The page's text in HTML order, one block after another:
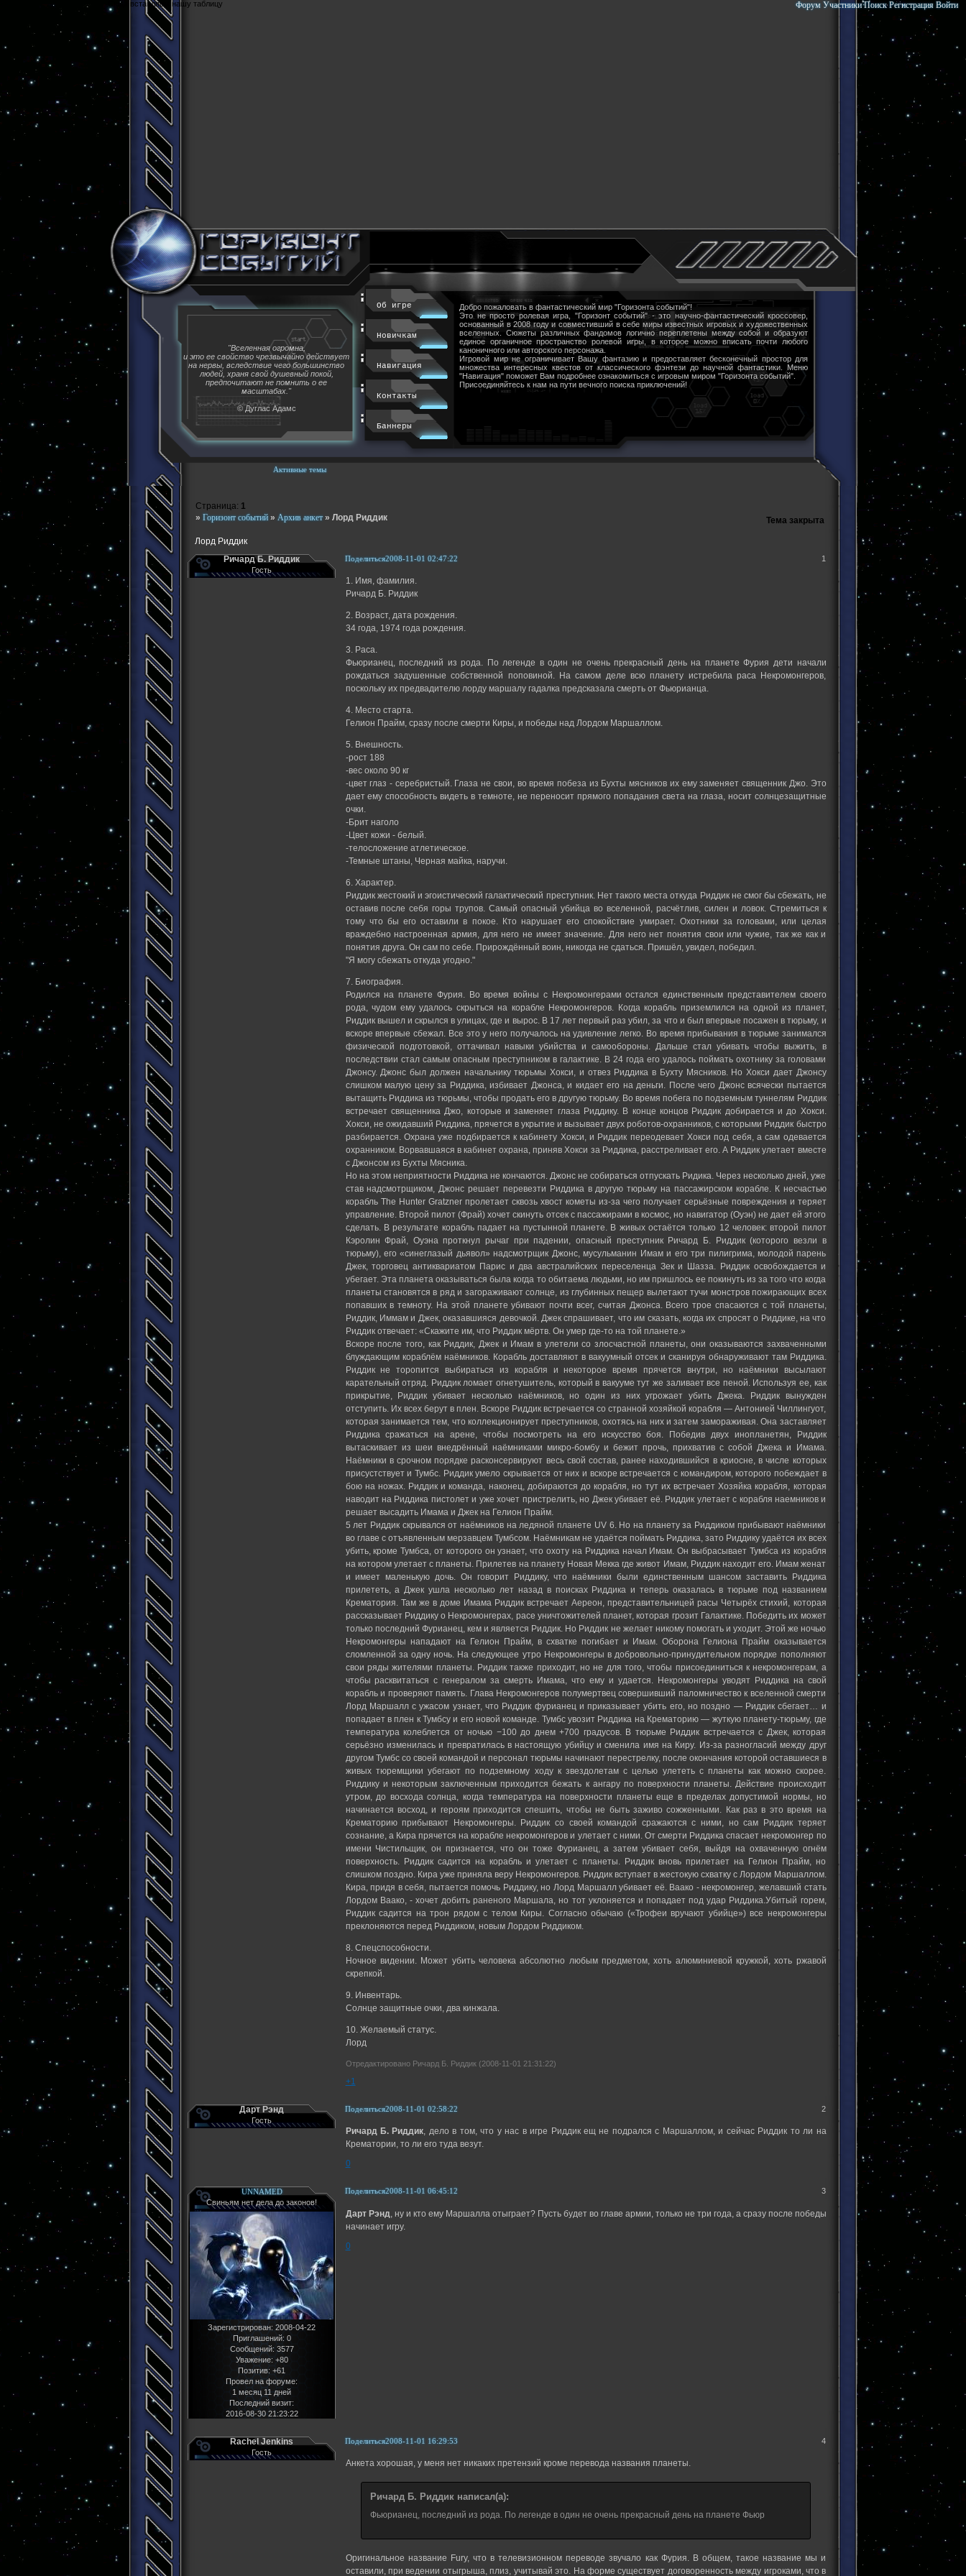
Cюда вставляем нашу таблицу Форум Участники Поиск Регистрация Войти
Активные темы
"Вселенная огромна,
и это ее свойство чрезвычайно действует
на нервы, вследствие чего большинство
людей, храня свой душевный покой,
предпочитают не помнить о ее
масштабах."
© Дуглас Адамс
Об игре
Новичкам
Навигация
Контакты
Баннеры
Добро пожаловать в фантастический мир "Горизонта событий"!
Это не просто ролевая игра, "Горизонт событий" - это научно-фантастический кроссовер,
основанный в 2008 году и совместивший в себе миры известных игровых и художественных
вселенных. Сюжеты различных фандомов логично переплетены между собой и образуют
единое органичное пространство ролевой игры, в которое можно вписать почти любого
каноничного или авторского персонажа.
Игровой мир не ограничивает Вашу фантазию и предоставляет бесконечный простор для
множества интересных квестов от классического фэнтези до научной фантастики. Меню
"Навигация" поможет Вам подробнее ознакомиться с игровым миром "Горизонта событий".
Присоединяйтесь к нам на пути вечного поиска приключений!
» Горизонт событий » Архив анкет » Лорд Риддик
Лорд Риддик
Страница: 1
Тема закрыта
Поделиться 1
2008-11-01 02:47:22
Ричард Б. Риддик
Гость
1. Имя, фамилия.
Ричард Б. Риддик
2. Возраст, дата рождения.
34 года, 1974 года рождения.
3. Раса.
Фьюрианец, последний из рода. По легенде в один не очень прекрасный день на планете Фурия дети начали
рождаться задушенные собственной поповиной. На самом деле всю планету истребила раса Некромонгеров,
поскольку их предвадителю лорду маршалу гадалка предсказала смерть от Фьюрианца.
4. Место старта.
Гелион Прайм, сразу после смерти Киры, и победы над Лордом Маршаллом.
5. Внешность.
-рост 188
-вес около 90 кг
-цвет глаз - серебристый. Глаза не свои, во время побеза из Бухты мясников их ему заменяет священник Джо. Это
дает ему способность видеть в темноте, не переносит прямого попадания света на глаза, носит солнцезащитные
очки.
-Брит наголо
-Цвет кожи - белый.
-телосложение атлетическое.
-Темные штаны, Черная майка, наручи.
6. Характер.
Риддик жестокий и эгоистический галактический преступник. Нет такого места откуда Риддик не смог бы сбежать, не
оставив после себя горы трупов. Самый опасный убийца во вселенной, расчётлив, силен и ловок. Стремиться к
тому что бы его оставили в покое. Кто нарушает его спокойствие умирает. Охотники за головами, или целая
враждебно настроенная армия, для него не имеет значение. Для него нет понятия свои или чужие, так же как и
понятия друга. Он сам по себе. Прирождённый воин, никогда не сдаться. Пришёл, увидел, победил.
"Я могу сбежать откуда угодно."
7. Биография.
Родился на планете Фурия. Во время войны с Некромонгерами остался единственным представителем своего
рода, чудом ему удалось скрыться на корабле Некромонгеров. Когда корабль приземлился на одной из планет,
Риддик вышел и скрылся в улицах, где и вырос. В 17 лет первый раз убил, за что и был впервые посажен в тюрьму, и
вскоре впервые сбежал. Все это у него получалось на удивление легко. Во время прибывания в тюрьме занимался
физической подготовкой, оттачивал навыки убийства и самообороны. Дальше стал убивать чтобы выжить, в
последствии стал самым опасным преступником в галактике. В 24 года его удалось поймать охотнику за головами
Джонсу. Джонс был должен начальнику тюрьмы Хокси, и отвез Риддика в Бухту Мясников. Но Хокси дает Джонсу
слишком малую цену за Риддика, избивает Джонса, и кидает его на деньги. После чего Джонс всячески пытается
вытащить Риддика из тюрьмы, чтобы продать его в другую тюрьму. Во время побега по подземным туннелям Риддик
встречает священника Джо, которые и заменяет глаза Риддику. В конце концов Риддик добирается и до Хокси.
Хокси, не ожидавший Риддика, прячется в укрытие и вызывает двух роботов-охранников, с которыми Риддик быстро
разбирается. Охрана уже подбирается к кабинету Хокси, и Риддик переодевает Хокси под себя, а сам одевается
охранником. Ворвавшаяся в кабинет охрана, приняв Хокси за Риддика, расстреливает его. А Риддик улетает вместе
с Джонсом из Бухты Мясника.
Но на этом неприятности Риддика не кончаются. Джонс не собираться отпускать Ридика. Через несколько дней, уже
став надсмотрщиком, Джонс решает перевезти Риддика в другую тюрьму на пассажирском корабле. К несчастью
корабль The Hunter Gratzner пролетает сквозь хвост кометы из-за чего получает серьёзные повреждения и теряет
управление. Второй пилот (Фрай) хочет скинуть отсек с пассажирами в космос, но навигатор (Оуэн) не дает ей этого
сделать. В результате корабль падает на пустынной планете. В живых остаётся только 12 человек: второй пилот
Кэролин Фрай, Оуэна проткнул рычаг при падении, опасный преступник Ричард Б. Риддик (которого везли в
тюрьму), его «синеглазый дьявол» надсмотрщик Джонс, мусульманин Имам и его три пилигрима, молодой парень
Джек, торговец антиквариатом Парис и два австралийских переселенца Зек и Шазза. Риддик освобождается и
убегает. Эта планета оказываться была когда то обитаема людьми, но им пришлось ее покинуть из за того что когда
планеты становятся в ряд и загораживают солнце, из глубинных пещер вылетают тучи монстров пожирающих всех
попавших в темноту. На этой планете убивают почти всег, считая Джонса. Всего трое спасаются с той планеты,
Риддик, Иммам и Джек, оказавшияся девочкой. Джек спрашивает, что им сказать, когда их спросят о Риддике, на что
Риддик отвечает: «Скажите им, что Риддик мёртв. Он умер где-то на той планете.»
Вскоре после того, как Риддик, Джек и Имам в улетели со злосчастной планеты, они оказываются захваченными
блуждающим кораблём наёмников. Корабль доставляют в вакуумный отсек и сканируя обнаруживают там Риддика.
Риддик не торопится выбираться из корабля и некоторое время прячется внутри, но наёмники высылают
карательный отряд. Риддик ломает огнетушитель, который в вакууме тут же заливает все пеной. Используя ее, как
прикрытие, Риддик убивает несколько наёмников, но один из них угрожает убить Джека. Риддик вынужден
отступить. Их всех берут в плен. Вскоре Риддик встречается со странной хозяйкой корабля — Антонией Чиллингуот,
которая занимается тем, что коллекционирует преступников, охотясь на них и затем замораживая. Она заставляет
Риддика сражаться на арене, чтобы посмотреть на его искусство боя. Победив двух инопланетян, Риддик
вытаскивает из шеи внедрённый наёмниками микро-бомбу и бежит прочь, прихватив с собой Джека и Имама.
Наёмники в срочном порядке расконсервируют весь свой состав, ранее находившийся в криосне, в числе которых
присустствует и Тумбс. Риддик умело скрывается от них и вскоре встречается с командиром, которого побеждает в
бою на ножах. Риддик и команда, наконец, добираются до корабля, но тут их встречает Хозяйка корабля, которая
наводит на Риддика пистолет и уже хочет пристрелить, но Джек убивает её. Риддик улетает с корабля наемников и
решает высадить Имама и Джек на Гелион Прайм.
5 лет Риддик скрывался от наёмников на ледяной планете UV 6. Но на планету за Риддиком прибывают наёмники
во главе с отъявленным мерзавцем Тумбсом. Наёмникам не удаётся поймать Риддика, зато Риддику удаётся их всех
убить, кроме Тумбса, от которого он узнает, что охоту на Риддика начал Имам. Он выбрасывает Тумбса из корабля
на котором улетает с планеты. Прилетев на планету Новая Мекка где живот Имам, Риддик находит его. Имам женат
и имеет маленькую дочь. Он говорит Риддику, что наёмники были единственным шансом заставить Риддика
прилететь, а Джек ушла несколько лет назад в поисках Риддика и теперь оказалась в тюрьме под названием
Крематория. Там же в доме Имама Риддик встречает Аереон, представительницей расы Четырёх стихий, которая
рассказывает Риддику о Некромонгерах, расе уничтожителей планет, которая грозит Галактике. Победить их может
только последний Фурианец, кем и является Риддик. Но Риддик не желает никому помогать и уходит. Этой же ночью
Некромонгеры нападают на Гелион Прайм, в схватке погибает и Имам. Оборона Гелиона Прайм оказывается
сломленной за одну ночь. На следующее утро Некромонгеры в добровольно-принудительном порядке пополняют
свои ряды жителями планеты. Риддик также приходит, но не для того, чтобы присоединиться к некромонгерам, а
чтобы расквитаться с генералом за смерть Имама, что ему и удается. Некромонгеры уводят Риддика на свой
корабль и проверяют память. Глава Некромонгеров полумертвец совершивший паломничество к вселенной смерти
Лорд Маршалл с ужасом узнает, что Риддик фурианец и приказывает убить его, но поздно — Риддик сбегает… и
попадает в плен к Тумбсу и его новой команде. Тумбс увозит Риддика на Крематорию — жуткую планету-тюрьму, где
температура колеблется от ночью −100 до днем +700 градусов. В тюрьме Риддик встречается с Джек, которая
серьёзно изменилась и превратилась в настоящую убийцу и сменила имя на Киру. Из-за разногласий между друг
другом Тумбс со своей командой и персонал тюрьмы начинают перестрелку, после окончания которой оставшиеся в
живых тюремщики убегают по подземному ходу к звездолетам с целью улететь с планеты как можно скорее.
Риддику и некоторым заключенным приходится бежать к ангару по поверхности планеты. Действие происходит
утром, до восхода солнца, когда температура на поверхности планеты еще в пределах допустимой нормы, но
начинается восход, и героям приходится спешить, чтобы не быть заживо сожженными. Как раз в это время на
Крематорию прибывают Некромонгеры. Риддик со своей командой сражаются с ними, но сам Риддик теряет
сознание, а Кира прячется на корабле некромонгеров и улетает с ними. От смерти Риддика спасает некромонгер по
имени Чистильщик, он признается, что он тоже Фурианец, а затем убивает себя, выйдя на охваченную огнём
поверхность. Риддик садится на корабль и улетает с планеты. Риддик вновь прилетает на Гелион Прайм, но
слишком поздно. Кира уже приняла веру Некромонгеров. Риддик вступает в жестокую схватку с Лордом Маршаллом.
Кира, придя в себя, пытается помочь Риддику, но Лорд Маршалл убивает её. Ваако - некромонгер, желавший стать
Лордом Ваако, - хочет добить раненого Маршала, но тот уклоняется и попадает под удар Риддика.Убитый горем,
Риддик садится на трон рядом с телом Киры. Согласно обычаю («Трофеи вручают убийце») все некромонгеры
преклоняются перед Риддиком, новым Лордом Риддиком.
8. Спецспособности.
Ночное видении. Может убить человека абсолютно любым предметом, хоть алюминиевой кружкой, хоть ржавой
скрепкой.
9. Инвентарь.
Солнце защитные очки, два кинжала.
10. Желаемый статус.
Лорд
Отредактировано Ричард Б. Риддик (2008-11-01 21:31:22)
+1
Поделиться 2
2008-11-01 02:58:22
Дарт Рэнд
Гость
Ричард Б. Риддик, дело в том, что у нас в игре Риддик ещ не подрался с Маршаллом, и сейчас Риддик то ли на
Крематории, то ли его туда везут.
0
Поделиться 3
2008-11-01 06:45:12
UNNAMED
Свиньям нет дела до законов!
Зарегистрирован: 2008-04-22
Приглашений: 0
Сообщений: 3577
Уважение: +80
Позитив: +61
Провел на форуме:
1 месяц 11 дней
Последний визит:
2016-08-30 21:23:22
Дарт Рэнд , ну и кто ему Маршалла отыграет? Пусть будет во главе армии, только не три года, а сразу после победы
начинает игру.
0
Поделиться 4
2008-11-01 16:29:53
Rachel Jenkins
Гость
Анкета хорошая, у меня нет никаких претензий кроме перевода названия планеты.
Ричард Б. Риддик написал(а):
Фьюрианец, последний из рода. По легенде в один не очень прекрасный день на планете Фьюр
Оригинальное название Fury, что в телевизионном переводе звучало как Фурия. В общем, такое название мы и
оставили, при ведении отыгрыша, плиз, учитывай это. На форме существует договоренность между игроками, что в